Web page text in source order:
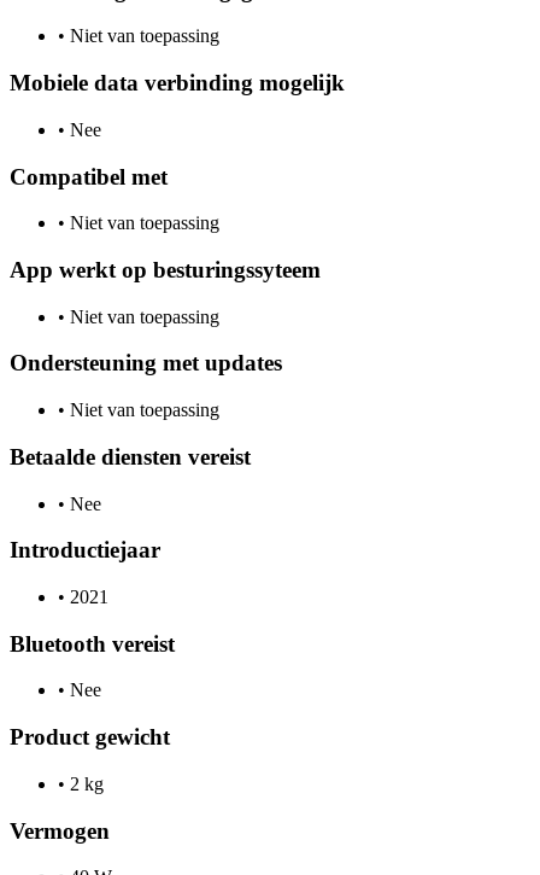
• Niet van toepassing
Mobiele data verbinding mogelijk
• Nee
Compatibel met
• Niet van toepassing
App werkt op besturingssyteem
• Niet van toepassing
Ondersteuning met updates
• Niet van toepassing
Betaalde diensten vereist
• Nee
Introductiejaar
• 2021
Bluetooth vereist
• Nee
Product gewicht
• 2 kg
Vermogen